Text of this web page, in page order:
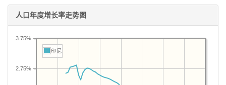
人口年度增长率走势图
2.75%
3.75%
印尼